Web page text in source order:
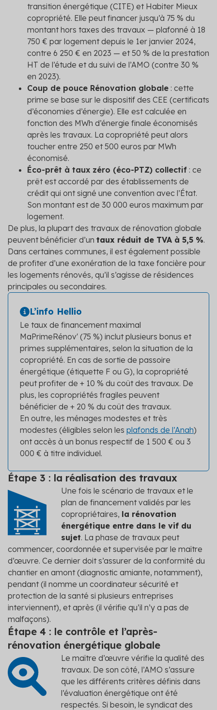
transition énergétique (CITE) et Habiter Mieux
copropriété. Elle peut financer jusqu’à 75 % du
montant hors taxes des travaux — plafonné à 18
750 € par logement depuis le 1er janvier 2024,
contre 6 250 € en 2023 — et 50 % de la prestation
HT de l’étude et du suivi de l’AMO (contre 30 %
en 2023).
Coup de pouce Rénovation globale : cette
prime se base sur le dispositif des CEE (certificats
d’économies d’énergie). Elle est calculée en
fonction des MWh d’énergie finale économisés
après les travaux. La copropriété peut alors
toucher entre 250 et 500 euros par MWh
économisé.
Éco-prêt à taux zéro (éco-PTZ) collectif : ce
prêt est accordé par des établissements de
crédit qui ont signé une convention avec l’État.
Son montant est de 30 000 euros maximum par
logement.
De plus, la plupart des travaux de rénovation globale
peuvent bénéficier d’un taux réduit de TVA à 5,5 %.
Dans certaines communes, il est également possible
de profiter d’une exonération de la taxe foncière pour
les logements rénovés, qu’il s’agisse de résidences
principales ou secondaires.
L’info Hellio
Le taux de financement maximal
MaPrimeRénov' (75 %) inclut plusieurs bonus et
primes supplémentaires, selon la situation de la
copropriété. En cas de sortie de passoire
énergétique (étiquette F ou G), la copropriété
peut profiter de + 10 % du coût des travaux. De
plus, les copropriétés fragiles peuvent
bénéficier de + 20 % du coût des travaux.
En outre, les ménages modestes et très
modestes (éligibles selon les plafonds de l’Anah)
ont accès à un bonus respectif de 1 500 € ou 3
000 € à titre individuel.
Étape 3 : la réalisation des travaux
Une fois le scénario de travaux et le
plan de financement validés par les
copropriétaires, la rénovation
énergétique entre dans le vif du
sujet. La phase de travaux peut
commencer, coordonnée et supervisée par le maître
d’œuvre. Ce dernier doit s’assurer de la conformité du
chantier en amont (diagnostic amiante, notamment),
pendant (il nomme un coordinateur sécurité et
protection de la santé si plusieurs entreprises
interviennent), et après (il vérifie qu’il n’y a pas de
malfaçons).
Étape 4 : le contrôle et l’après-
rénovation énergétique globale
Le maître d’œuvre vérifie la qualité des
travaux. De son côté, l’AMO s’assure
que les différents critères définis dans
l’évaluation énergétique ont été
respectés. Si besoin, le syndicat des